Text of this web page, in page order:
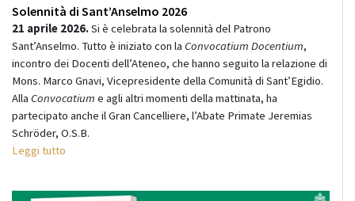
Solennità di Sant’Anselmo 2026
21 aprile 2026.Si è celebrata la solennità del Patrono
Sant’Anselmo. Tutto è iniziato con la Convocatium Docentium,
incontro dei Docenti dell’Ateneo, che hanno seguito la relazione di
Mons. Marco Gnavi, Vicepresidente della Comunità di Sant’Egidio.
Alla Convocatium e agli altri momenti della mattinata, ha
partecipato anche il Gran Cancelliere, l’Abate Primate Jeremias
Schröder, O.S.B.
Leggi tutto